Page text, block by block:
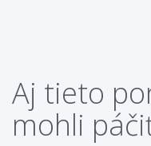
Aj tieto
mohli